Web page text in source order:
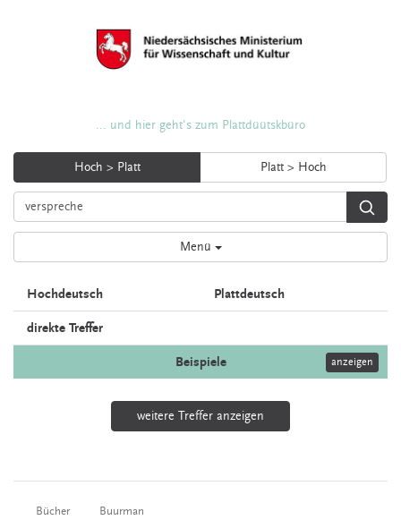
... und hier geht's zum Plattdüütskbüro
Hoch > Platt Platt > Hoch
Menü
Hochdeutsch Plattdeutsch
direkte Treffer
Beispiele anzeigen
weitere Treffer anzeigen
Bücher Buurman